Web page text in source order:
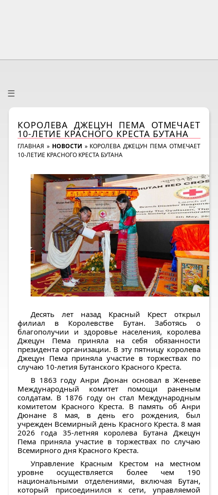
☰
КОРОЛЕВА ДЖЕЦУН ПЕМА ОТМЕЧАЕТ
10-ЛЕТИЕ КРАСНОГО КРЕСТА БУТАНА
ГЛАВНАЯ » НОВОСТИ » КОРОЛЕВА ДЖЕЦУН ПЕМА ОТМЕЧАЕТ
10-ЛЕТИЕ КРАСНОГО КРЕСТА БУТАНА
Десять лет назад Красный Крест открыл
филиал в Королевстве Бутан. Заботясь о
благополучии и здоровье населения, королева
Джецун Пема приняла на себя обязанности
президента организации. В эту пятницу королева
Джецун Пема приняла участие в торжествах по
случаю 10-летия Бутанского Красного Креста.
В 1863 году Анри Дюнан основал в Женеве
Международный комитет помощи раненым
солдатам. В 1876 году он стал Международным
комитетом Красного Креста. В память об Анри
Дюнане 8 мая, в день его рождения, был
учрежден Всемирный день Красного Креста. 8 мая
2026 года 35-летняя королева Бутана Джецун
Пема приняла участие в торжествах по случаю
Всемирного дня Красного Креста.
Управление Красным Крестом на местном
уровне осуществляется более чем 190
национальными отделениями, включая Бутан,
который присоединился к сети, управляемой